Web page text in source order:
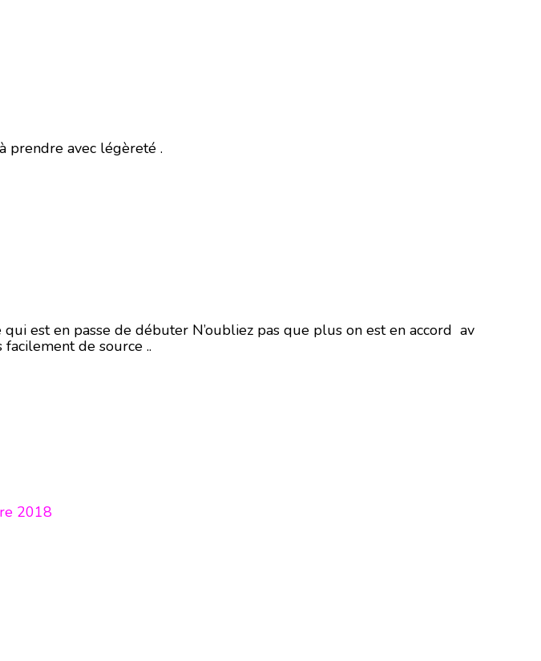
prendre avec légèreté .
est en passe de débuter N’oubliez pas que plus on est en accord av
de source ..
2018